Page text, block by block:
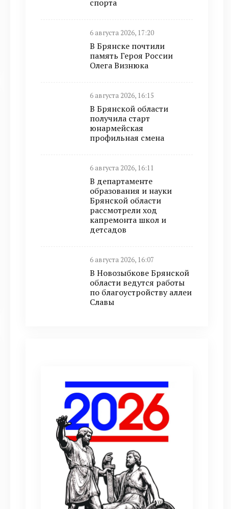
спорта
6 августа 2026, 17:20
В Брянске почтили
память Героя России
Олега Визнюка
6 августа 2026, 16:15
В Брянской области
получила старт
юнармейская
профильная смена
6 августа 2026, 16:11
В департаменте
образования и науки
Брянской области
рассмотрели ход
капремонта школ и
детсадов
6 августа 2026, 16:07
В Новозыбкове Брянской
области ведутся работы
по благоустройству аллеи
Славы